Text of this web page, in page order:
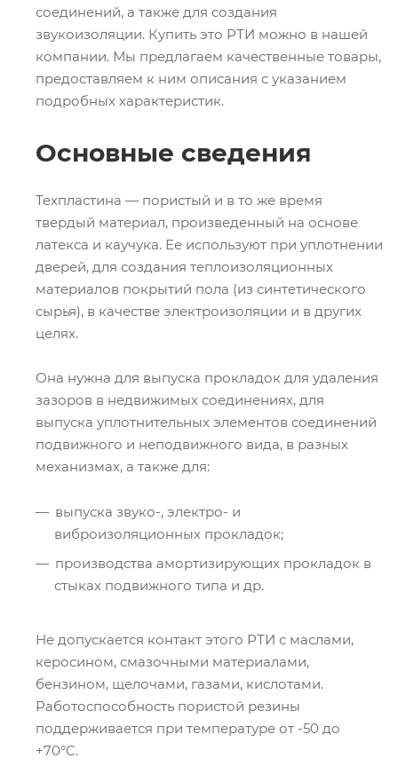
соединений, а также для создания
звукоизоляции. Купить это РТИ можно в нашей
компании. Мы предлагаем качественные товары,
предоставляем к ним описания с указанием
подробных характеристик.
Основные сведения
Техпластина — пористый и в то же время
твердый материал, произведенный на основе
латекса и каучука. Ее используют при уплотнении
дверей, для создания теплоизоляционных
материалов покрытий пола (из синтетического
сырья), в качестве электроизоляции и в других
целях.
Она нужна для выпуска прокладок для удаления
зазоров в недвижимых соединениях, для
выпуска уплотнительных элементов соединений
подвижного и неподвижного вида, в разных
механизмах, а также для:
выпуска звуко-, электро- и
виброизоляционных прокладок;
производства амортизирующих прокладок в
стыках подвижного типа и др.
Не допускается контакт этого РТИ с маслами,
керосином, смазочными материалами,
бензином, щелочами, газами, кислотами.
Работоспособность пористой резины
поддерживается при температуре от -50 до
+70°C.